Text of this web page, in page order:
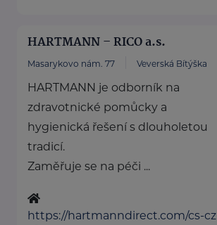
HARTMANN – RICO a.s.
Masarykovo nám. 77 Veverská Bítýška
HARTMANN je odborník na
zdravotnické pomůcky a
hygienická řešení s dlouholetou
tradicí.
Zaměřuje se na péči ...
https://hartmanndirect.com/cs-cz